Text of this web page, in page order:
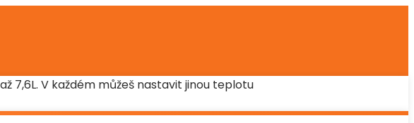
7,6L. V každém můžeš nastavit jinou teplotu